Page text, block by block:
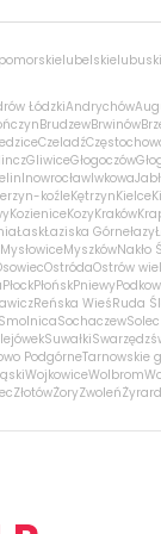
lubelskie
ŁódzkiAndrychów
BrudzewBrwinów
Czeladź
GliwiceGłogoczów
InowrocławIwkowa
koźleKętrzynKielce
KozieniceKozyKraków
ŁaskŁaziska Górnełazy
MysłowiceMyszkówNakło
OstródaOstrów
PłockPłońskPniewy
Reńska WieśRuda
SmolnicaSochaczew
SuwałkiSwarzędz
PodgórneTarnowskie
WojkowiceWolbrom
ZłotówŻoryZwoleń